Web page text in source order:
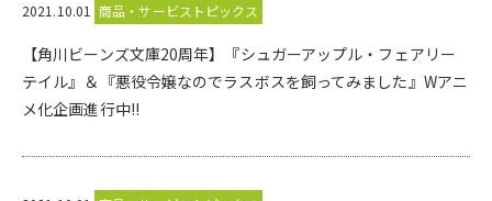
2021.10.01 商品・サービストピックス
【角川ビーンズ文庫20周年】『シュガーアップル・フェアリー
テイル』＆『悪役令嬢なのでラスボスを飼ってみました』Wアニ
メ化企画進行中!!